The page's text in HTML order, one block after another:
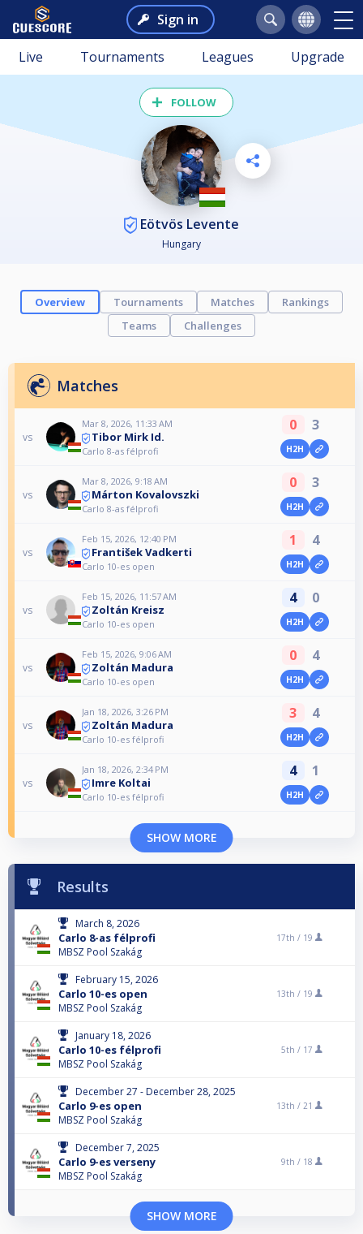
Sign in
Live Tournaments Leagues Upgrade
FOLLOW
Eötvös Levente
Hungary
Overview Tournaments Matches
Rankings
Teams
Challenges
Matches
vs
Mar 8, 2026, 11:33 AM
Tibor Mirk Id.
Carlo 8-as félprofi
0 3
H2H
vs
Mar 8, 2026, 9:18 AM
Márton Kovalovszki
Carlo 8-as félprofi
0 3
H2H
vs
Feb 15, 2026, 12:40 PM
František Vadkerti
Carlo 10-es open
1 4
H2H
vs
Feb 15, 2026, 11:57 AM
Zoltán Kreisz
Carlo 10-es open
4 0
H2H
vs
Feb 15, 2026, 9:06 AM
Zoltán Madura
Carlo 10-es open
0 4
H2H
vs
Jan 18, 2026, 3:26 PM
Zoltán Madura
Carlo 10-es félprofi
3 4
H2H
vs
Jan 18, 2026, 2:34 PM
Imre Koltai
Carlo 10-es félprofi
4 1
H2H
SHOW MORE
Results
March 8, 2026
Carlo 8-as félprofi
MBSZ Pool Szakág
17th / 19
February 15, 2026
Carlo 10-es open
MBSZ Pool Szakág
13th / 19
January 18, 2026
Carlo 10-es félprofi
MBSZ Pool Szakág
5th / 17
December 27 - December 28, 2025
Carlo 9-es open
MBSZ Pool Szakág
13th / 21
December 7, 2025
Carlo 9-es verseny
MBSZ Pool Szakág
9th / 18
SHOW MORE